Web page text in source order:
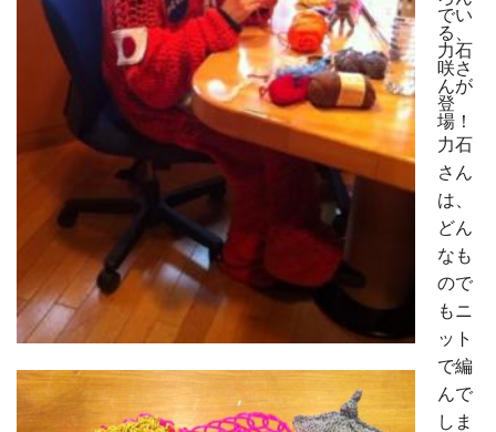
でい
る、
力石
咲さ
んが
登
場！
力石
さん
は、
どん
なも
ので
もニ
ット
で編
んで
しま